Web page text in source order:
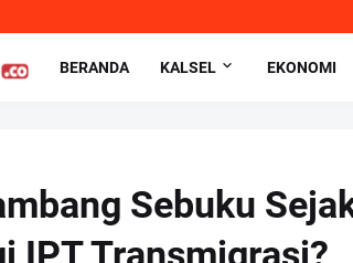
BERANDA KALSEL EKONOMI
Sebuku